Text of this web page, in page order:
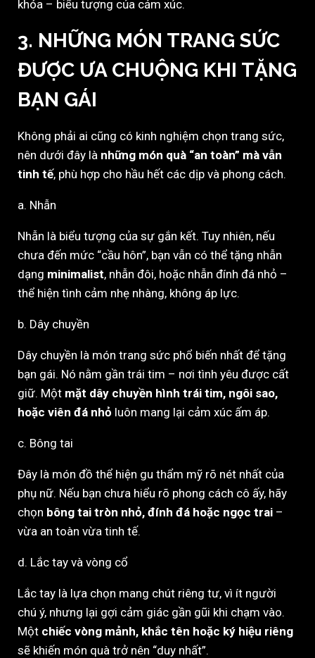
khóa – biểu tượng của cảm xúc.
3. NHỮNG MÓN TRANG SỨC
ĐƯỢC ƯA CHUỘNG KHI TẶNG
BẠN GÁI
Không phải ai cũng có kinh nghiệm chọn trang sức,
nên dưới đây là những món quà “an toàn” mà vẫn
tinh tế, phù hợp cho hầu hết các dịp và phong cách.
a. Nhẫn
Nhẫn là biểu tượng của sự gắn kết. Tuy nhiên, nếu
chưa đến mức “cầu hôn”, bạn vẫn có thể tặng nhẫn
dạng minimalist, nhẫn đôi, hoặc nhẫn đính đá nhỏ –
thể hiện tình cảm nhẹ nhàng, không áp lực.
b. Dây chuyền
Dây chuyền là món trang sức phổ biến nhất để tặng
bạn gái. Nó nằm gần trái tim – nơi tình yêu được cất
giữ. Một mặt dây chuyền hình trái tim, ngôi sao,
hoặc viên đá nhỏ luôn mang lại cảm xúc ấm áp.
c. Bông tai
Đây là món đồ thể hiện gu thẩm mỹ rõ nét nhất của
phụ nữ. Nếu bạn chưa hiểu rõ phong cách cô ấy, hãy
chọn bông tai tròn nhỏ, đính đá hoặc ngọc trai –
vừa an toàn vừa tinh tế.
d. Lắc tay và vòng cổ
Lắc tay là lựa chọn mang chút riêng tư, vì ít người
chú ý, nhưng lại gợi cảm giác gần gũi khi chạm vào.
Một chiếc vòng mảnh, khắc tên hoặc ký hiệu riêng
sẽ khiến món quà trở nên “duy nhất”.